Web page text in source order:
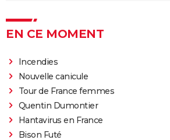
EN CE MOMENT
Incendies
Nouvelle canicule
Tour de France femmes
Quentin Dumontier
Hantavirus en France
Bison Futé